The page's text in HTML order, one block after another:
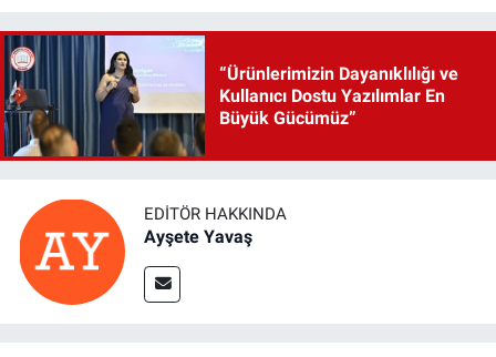
“Ürünlerimizin Dayanıklılığı ve
Kullanıcı Dostu Yazılımlar En
Büyük Gücümüz”
EDITÖR HAKKINDA
Ayşete Yavaş